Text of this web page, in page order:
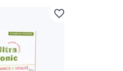
favorite_border